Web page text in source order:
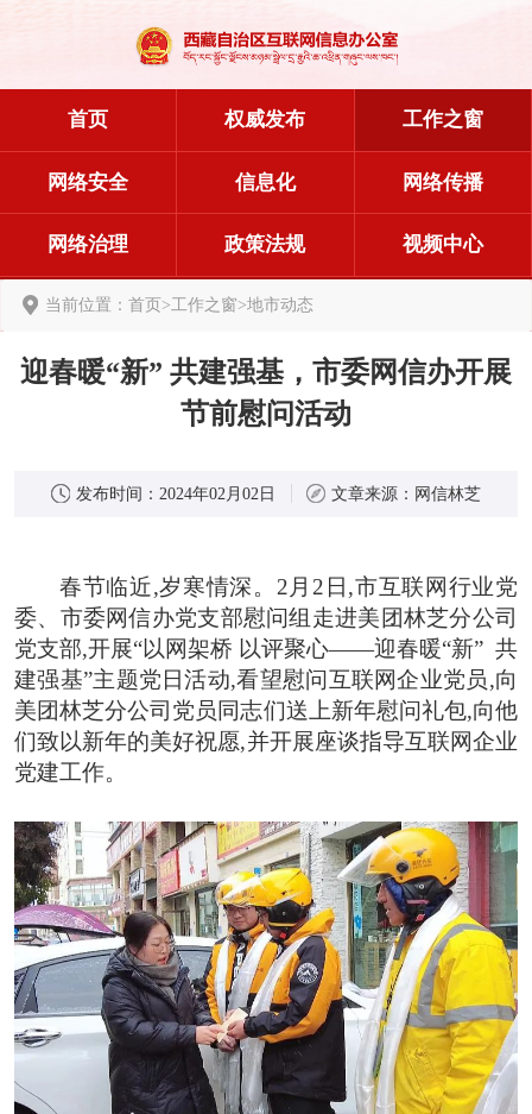
首页 权威发布 工作之窗
网络安全 信息化 网络传播
网络治理 政策法规 视频中心
当前位置： 首页>工作之窗>地市动态
​迎春暖“新” 共建强基，市委网信办开展
节前慰问活动
发布时间： 2024年02月02日 文章来源： 网信林芝
春节临近,岁寒情深。 2月2日,市互联网行业党
委、市委网信办党支部慰问组走进美团林芝分公司
党支部,开展“以网架桥 以评聚心——迎春暖“新” 共
建强基”主题党日活动,看望慰问互联网企业党员,向
美团林芝分公司党员同志们送上新年慰问礼包,向他
们致以新年的美好祝愿,并开展座谈指导互联网企业
党建工作。